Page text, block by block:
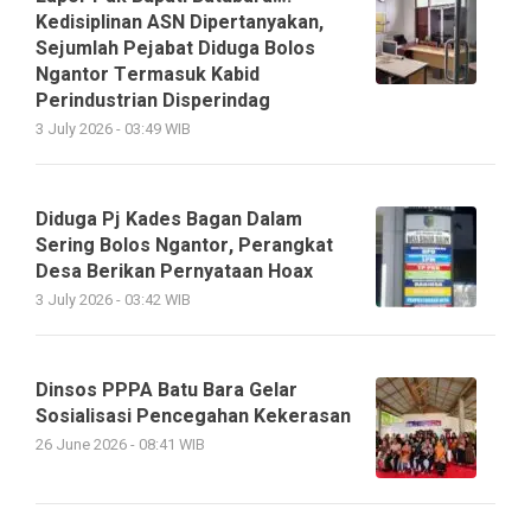
Kedisiplinan ASN Dipertanyakan,
Sejumlah Pejabat Diduga Bolos
Ngantor Termasuk Kabid
Perindustrian Disperindag
3 July 2026 - 03:49 WIB
Diduga Pj Kades Bagan Dalam
Sering Bolos Ngantor, Perangkat
Desa Berikan Pernyataan Hoax
3 July 2026 - 03:42 WIB
Dinsos PPPA Batu Bara Gelar
Sosialisasi Pencegahan Kekerasan
26 June 2026 - 08:41 WIB